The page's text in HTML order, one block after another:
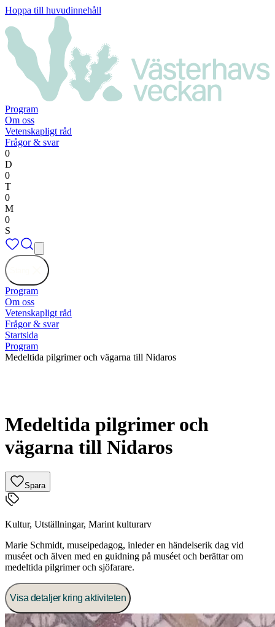
Hoppa till huvudinnehåll
Program
Om oss
Vetenskapligt råd
Frågor & svar
0
D
0
T
0
M
0
S
Program
Om oss
Vetenskapligt råd
Frågor & svar
Startsida
Program
Medeltida pilgrimer och vägarna till Nidaros
Medeltida pilgrimer och
vägarna till Nidaros
Spara
Kultur, Utställningar, Marint kulturarv
Marie Schmidt, museipedagog, inleder en händelserik dag vid
muséet och älven med en guidning på muséet och berättar om
medeltida pilgrimer och sjöfarare.
Visa detaljer kring aktiviteten